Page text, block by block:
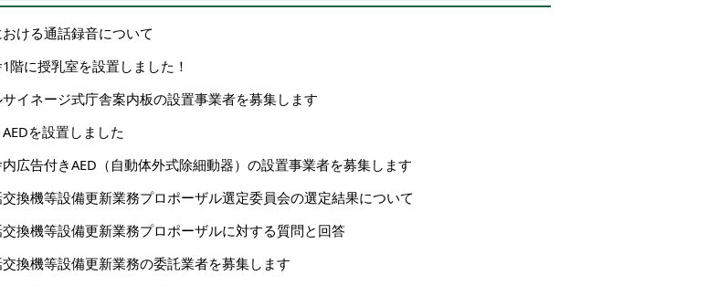
ける通話録音について
階に授乳室を設置しました！
イネージ式庁舎案内板の設置事業者を募集します
を設置しました
広告付きAED（自動体外式除細動器）の設置事業者を募集します
換機等設備更新業務プロポーザル選定委員会の選定結果について
換機等設備更新業務プロポーザルに対する質問と回答
換機等設備更新業務の委託業者を募集します